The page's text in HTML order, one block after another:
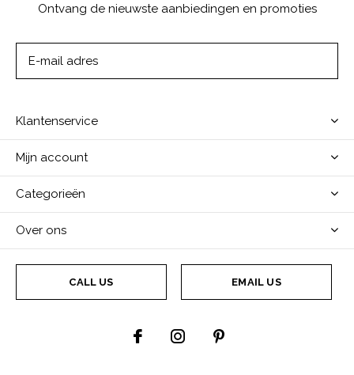
Ontvang de nieuwste aanbiedingen en promoties
Klantenservice
Mijn account
Categorieën
Over ons
CALL US EMAIL US